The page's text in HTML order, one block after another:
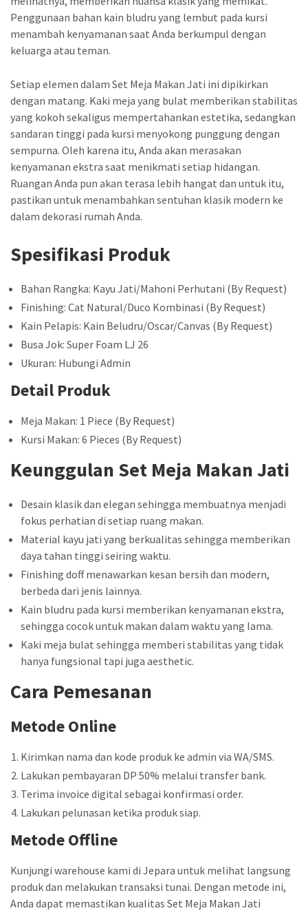
Penggunaan bahan kain bludru yang lembut pada kursi
menambah kenyamanan saat Anda berkumpul dengan
keluarga atau teman.
Setiap elemen dalam Set Meja Makan Jati ini dipikirkan
dengan matang. Kaki meja yang bulat memberikan stabilitas
yang kokoh sekaligus mempertahankan estetika, sedangkan
sandaran tinggi pada kursi menyokong punggung dengan
sempurna. Oleh karena itu, Anda akan merasakan
kenyamanan ekstra saat menikmati setiap hidangan.
Ruangan Anda pun akan terasa lebih hangat dan untuk itu,
pastikan untuk menambahkan sentuhan klasik modern ke
dalam dekorasi rumah Anda.
Spesifikasi Produk
Bahan Rangka: Kayu Jati/Mahoni Perhutani (By Request)
Finishing: Cat Natural/Duco Kombinasi (By Request)
Kain Pelapis: Kain Beludru/Oscar/Canvas (By Request)
Busa Jok: Super Foam LJ 26
Ukuran: Hubungi Admin
Detail Produk
Meja Makan: 1 Piece (By Request)
Kursi Makan: 6 Pieces (By Request)
Keunggulan Set Meja Makan Jati
Desain klasik dan elegan sehingga membuatnya menjadi
fokus perhatian di setiap ruang makan.
Material kayu jati yang berkualitas sehingga memberikan
daya tahan tinggi seiring waktu.
Finishing doff menawarkan kesan bersih dan modern,
berbeda dari jenis lainnya.
Kain bludru pada kursi memberikan kenyamanan ekstra,
sehingga cocok untuk makan dalam waktu yang lama.
Kaki meja bulat sehingga memberi stabilitas yang tidak
hanya fungsional tapi juga aesthetic.
Cara Pemesanan
Metode Online
Kirimkan nama dan kode produk ke admin via WA/SMS.
Lakukan pembayaran DP 50% melalui transfer bank.
Terima invoice digital sebagai konfirmasi order.
Lakukan pelunasan ketika produk siap.
Metode Offline
Kunjungi warehouse kami di Jepara untuk melihat langsung
produk dan melakukan transaksi tunai. Dengan metode ini,
Anda dapat memastikan kualitas Set Meja Makan Jati